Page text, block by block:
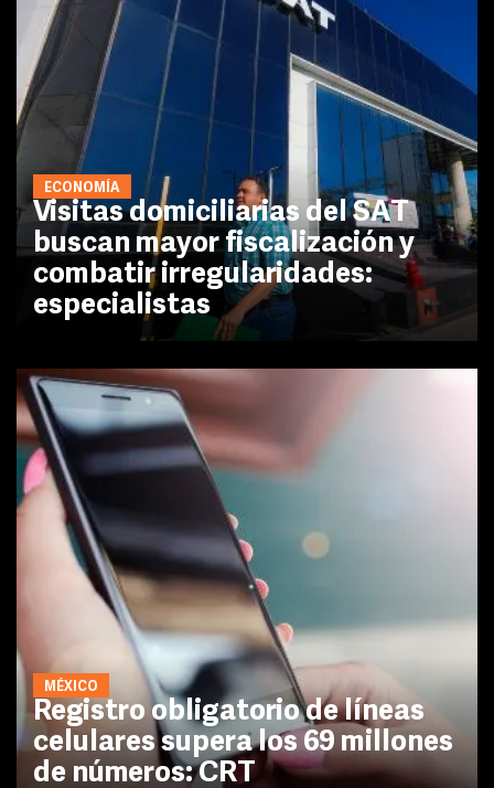
ECONOMÍA
Visitas domiciliarias del SAT
buscan mayor fiscalización y
combatir irregularidades:
especialistas
MÉXICO
Registro obligatorio de líneas
celulares supera los 69 millones
de números: CRT